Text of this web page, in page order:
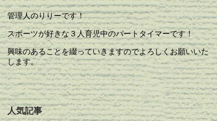
管理人のりりーです！
スポーツが好きな３人育児中のパートタイマーです！
興味のあることを綴っていきますのでよろしくお願いいた
します。
人気記事